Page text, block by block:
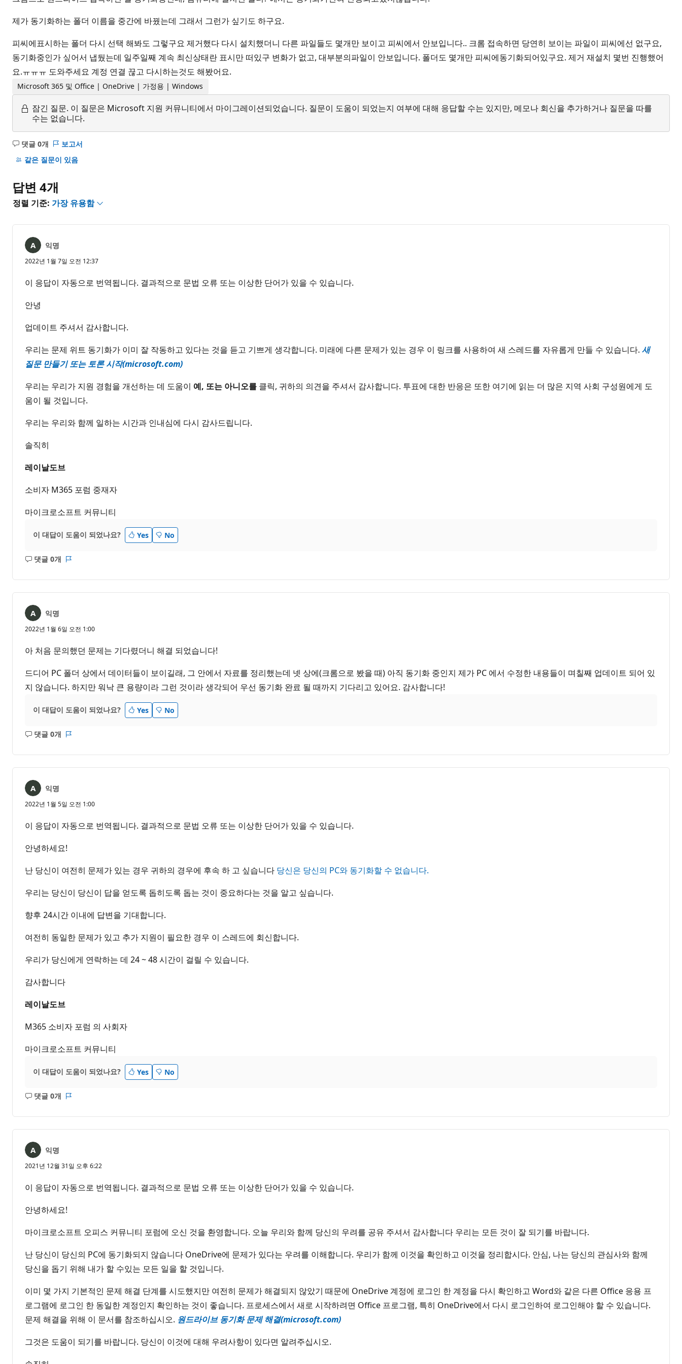
제가 동기화하는 폴더 이름을 중간에 바꿨는데 그래서 그런가 싶기도 하구요.
피씨에표시하는 폴더 다시 선택 해봐도 그렇구요 제거했다 다시 설치했더니 다른 파일들도 몇개만 보이고 피씨에서 안보입니다.. 크롬 접속하면 당연히 보이는 파일이 피씨에선 없구요,
동기화중인가 싶어서 냅뒀는데 일주일째 계속 최신상태란 표시만 떠있구 변화가 없고, 대부분의파일이 안보입니다. 폴더도 몇개만 피씨에동기화되어있구요. 제거 재설치 몇번 진행했어
요.ㅠㅠㅠ 도와주세요 계정 연결 끊고 다시하는것도 해봤어요.
Microsoft 365 및 Office | OneDrive | 가정용 | Windows
잠긴 질문. 이 질문은 Microsoft 지원 커뮤니티에서 마이그레이션되었습니다. 질문이 도움이 되었는지 여부에 대해 응답할 수는 있지만, 메모나 회신을 추가하거나 질문을 따를
수는 없습니다.
댓글 0개
설
명
음
보고서
같은 질문이 있음
답변 4개
정렬 기준: 가장 유용함
익명
2022년 1월 7일 오전 12:37
이 응답이 자동으로 번역됩니다. 결과적으로 문법 오류 또는 이상한 단어가 있을 수 있습니다.
안녕
업데이트 주셔서 감사합니다.
우리는 문제 위트 동기화가 이미 잘 작동하고 있다는 것을 듣고 기쁘게 생각합니다. 미래에 다른 문제가 있는 경우 이 링크를 사용하여 새 스레드를 자유롭게 만들 수 있습니다. 새
질문 만들기 또는 토론 시작(microsoft.com)
우리는 우리가 지원 경험을 개선하는 데 도움이 예, 또는 아니오를 클릭, 귀하의 의견을 주셔서 감사합니다. 투표에 대한 반응은 또한 여기에 읽는 더 많은 지역 사회 구성원에게 도
움이 될 것입니다.
우리는 우리와 함께 일하는 시간과 인내심에 다시 감사드립니다.
솔직히
레이날도브
소비자 M365 포럼 중재자
마이크로소프트 커뮤니티
이 대답이 도움이 되었나요? Yes No
댓글 0개
설
음
익명
2022년 1월 6일 오전 1:00
아 처음 문의했던 문제는 기다렸더니 해결 되었습니다!
드디어 PC 폴더 상에서 데이터들이 보이길래, 그 안에서 자료를 정리했는데 넷 상에(크롬으로 봤을 때) 아직 동기화 중인지 제가 PC 에서 수정한 내용들이 며칠째 업데이트 되어 있
지 않습니다. 하지만 워낙 큰 용량이라 그런 것이라 생각되어 우선 동기화 완료 될 때까지 기다리고 있어요. 감사합니다!
이 대답이 도움이 되었나요? Yes No
댓글 0개
설
음
익명
2022년 1월 5일 오전 1:00
이 응답이 자동으로 번역됩니다. 결과적으로 문법 오류 또는 이상한 단어가 있을 수 있습니다.
안녕하세요!
난 당신이 여전히 문제가 있는 경우 귀하의 경우에 후속 하 고 싶습니다 당신은 당신의 PC와 동기화할 수 없습니다.
우리는 당신이 당신이 답을 얻도록 돕히도록 돕는 것이 중요하다는 것을 알고 싶습니다.
향후 24시간 이내에 답변을 기대합니다.
여전히 동일한 문제가 있고 추가 지원이 필요한 경우 이 스레드에 회신합니다.
우리가 당신에게 연락하는 데 24 ~ 48 시간이 걸릴 수 있습니다.
감사합니다
레이날도브
M365 소비자 포럼 의 사회자
마이크로소프트 커뮤니티
이 대답이 도움이 되었나요? Yes No
댓글 0개
설
음
익명
2021년 12월 31일 오후 6:22
이 응답이 자동으로 번역됩니다. 결과적으로 문법 오류 또는 이상한 단어가 있을 수 있습니다.
안녕하세요!
마이크로소프트 오피스 커뮤니티 포럼에 오신 것을 환영합니다. 오늘 우리와 함께 당신의 우려를 공유 주셔서 감사합니다 우리는 모든 것이 잘 되기를 바랍니다.
난 당신이 당신의 PC에 동기화되지 않습니다 OneDrive에 문제가 있다는 우려를 이해합니다. 우리가 함께 이것을 확인하고 이것을 정리합시다. 안심, 나는 당신의 관심사와 함께
당신을 돕기 위해 내가 할 수있는 모든 일을 할 것입니다.
이미 몇 가지 기본적인 문제 해결 단계를 시도했지만 여전히 문제가 해결되지 않았기 때문에 OneDrive 계정에 로그인 한 계정을 다시 확인하고 Word와 같은 다른 Office 응용 프
로그램에 로그인 한 동일한 계정인지 확인하는 것이 좋습니다. 프로세스에서 새로 시작하려면 Office 프로그램, 특히 OneDrive에서 다시 로그인하여 로그인해야 할 수 있습니다.
문제 해결을 위해 이 문서를 참조하십시오. 원드라이브 동기화 문제 해결(microsoft.com)
그것은 도움이 되기를 바랍니다. 당신이 이것에 대해 우려사항이 있다면 알려주십시오.